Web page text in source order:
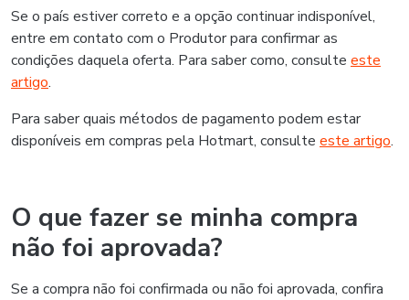
Se o país estiver correto e a opção continuar indisponível,
entre em contato com o Produtor para confirmar as
condições daquela oferta. Para saber como, consulte este
artigo.
Para saber quais métodos de pagamento podem estar
disponíveis em compras pela Hotmart, consulte este artigo.
O que fazer se minha compra
não foi aprovada?
Se a compra não foi confirmada ou não foi aprovada, confira